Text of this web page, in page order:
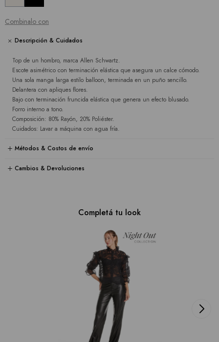
Combinalo con
Descripción & Cuidados
Top de un hombro, marca Allen Schwartz.
Escote asimétrico con terminación elástica que asegura un calce cómodo.
Una sola manga larga estilo balloon, terminada en un puño sencillo.
Delantera con apliques flores.
Bajo con terminación fruncida elástica que genera un efecto blusado.
Forro interno a tono.
Composición: 80% Rayón, 20% Poliéster.
Cuidados: Lavar a máquina con agua fría.
Métodos & Costos de envío
Cambios & Devoluciones
Completá tu look